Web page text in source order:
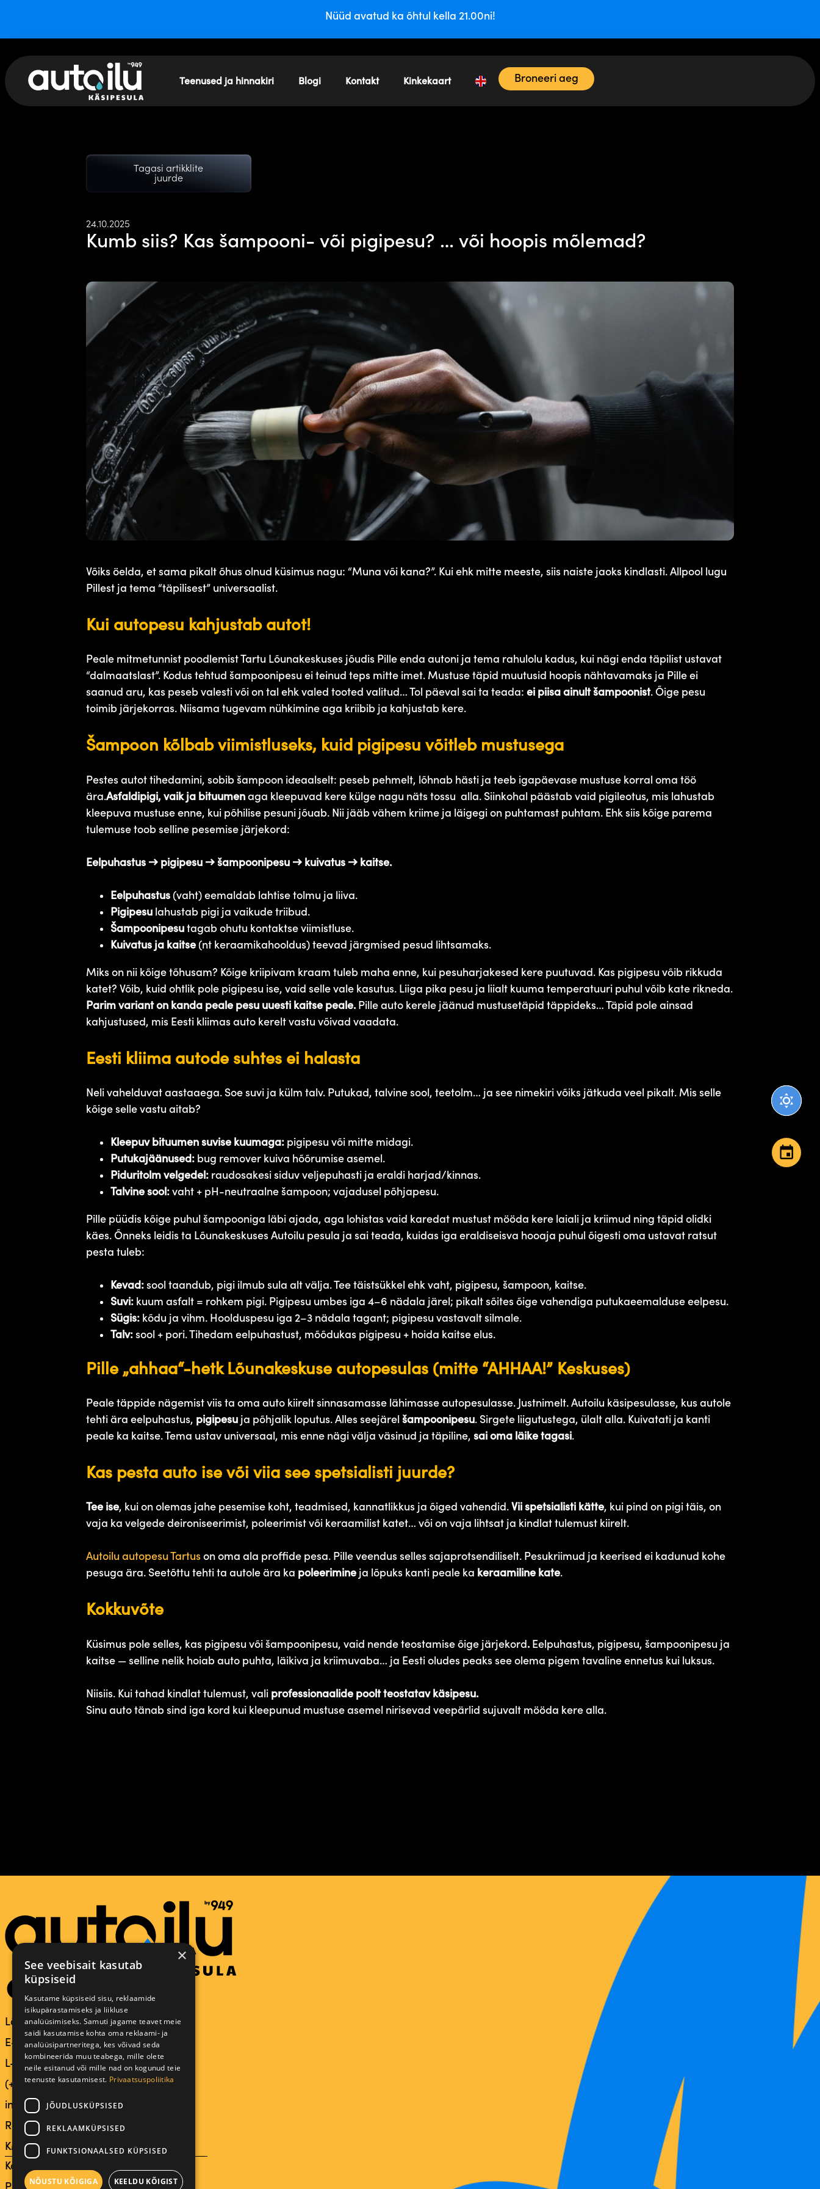
Nüüd avatud ka õhtul kella 21.00ni!
Teenused ja hinnakiri Blogi Kontakt Kinkekaart Broneeri aeg
Tagasi artikklite
juurde
24.10.2025
Kumb siis? Kas šampooni- või pigipesu? … või hoopis mõlemad?
Võiks öelda, et sama pikalt õhus olnud küsimus nagu: “Muna või kana?”. Kui ehk mitte meeste, siis naiste jaoks kindlasti. Allpool lugu
Pillest ja tema “täpilisest” universaalist.
Kui autopesu kahjustab autot!
Peale mitmetunnist poodlemist Tartu Lõunakeskuses jõudis Pille enda autoni ja tema rahulolu kadus, kui nägi enda täpilist ustavat
“dalmaatslast”. Kodus tehtud šampoonipesu ei teinud teps mitte imet. Mustuse täpid muutusid hoopis nähtavamaks ja Pille ei
saanud aru, kas peseb valesti või on tal ehk valed tooted valitud… Tol päeval sai ta teada: ei piisa ainult šampoonist. Õige pesu
toimib järjekorras. Niisama tugevam nühkimine aga kriibib ja kahjustab kere.
Šampoon kõlbab viimistluseks, kuid pigipesu võitleb mustusega
Pestes autot tihedamini, sobib šampoon ideaalselt: peseb pehmelt, lõhnab hästi ja teeb igapäevase mustuse korral oma töö
ära.Asfaldipigi, vaik ja bituumenaga kleepuvad kere külge nagu näts tossu alla. Siinkohal päästab vaid pigileotus, mis lahustab
kleepuva mustuse enne, kui põhilise pesuni jõuab. Nii jääb vähem kriime ja läigegi on puhtamast puhtam. Ehk siis kõige parema
tulemuse toob selline pesemise järjekord:
Eelpuhastus → pigipesu → šampoonipesu → kuivatus → kaitse.
Eelpuhastus (vaht) eemaldab lahtise tolmu ja liiva.
Pigipesu lahustab pigi ja vaikude triibud.
Šampoonipesutagab ohutu kontaktse viimistluse.
Kuivatus ja kaitse (nt keraamikahooldus) teevad järgmised pesud lihtsamaks.
Miks on nii kõige tõhusam? Kõige kriipivam kraam tuleb maha enne, kui pesuharjakesed kere puutuvad. Kas pigipesu võib rikkuda
katet? Võib, kuid ohtlik pole pigipesu ise, vaid selle vale kasutus. Liiga pika pesu ja liialt kuuma temperatuuri puhul võib kate rikneda.
Parim variant on kanda peale pesu uuesti kaitse peale.Pille auto kerele jäänud mustusetäpid täppideks… Täpid pole ainsad
kahjustused, mis Eesti kliimas auto kerelt vastu võivad vaadata.
Eesti kliima autode suhtes ei halasta
Neli vahelduvat aastaaega. Soe suvi ja külm talv. Putukad, talvine sool, teetolm… ja see nimekiri võiks jätkuda veel pikalt. Mis selle
kõige selle vastu aitab?
Kleepuv bituumen suvise kuumaga: pigipesu või mitte midagi.
Putukajäänused: bug remover kuiva hõõrumise asemel.
Piduritolm velgedel: raudosakesi siduv veljepuhasti ja eraldi harjad/kinnas.
Talvine sool:vaht + pH-neutraalne šampoon; vajadusel põhjapesu.
Pille püüdis kõige puhul šampooniga läbi ajada, aga lohistas vaid karedat mustust mööda kere laiali ja kriimud ning täpid olidki
käes. Õnneks leidis ta Lõunakeskuses Autoilu pesula ja sai teada, kuidas iga eraldiseisva hooaja puhul õigesti oma ustavat ratsut
pesta tuleb:
Kevad:sool taandub, pigi ilmub sula alt välja. Tee täistsükkel ehk vaht, pigipesu, šampoon, kaitse.
Suvi: kuum asfalt = rohkem pigi. Pigipesu umbes iga 4–6 nädala järel; pikalt sõites õige vahendiga putukaeemalduse eelpesu.
Sügis: kõdu ja vihm. Hoolduspesu iga 2–3 nädala tagant; pigipesu vastavalt silmale.
Talv:sool + pori. Tihedam eelpuhastust, mõõdukas pigipesu + hoida kaitse elus.
Pille „ahhaa“-hetk Lõunakeskuse autopesulas (mitte “AHHAA!” Keskuses)
Peale täppide nägemist viis ta oma auto kiirelt sinnasamasse lähimasse autopesulasse. Justnimelt. Autoilu käsipesulasse, kus autole
tehti ära eelpuhastus, pigipesu ja põhjalik loputus. Alles seejärel šampoonipesu. Sirgete liigutustega, ülalt alla. Kuivatati ja kanti
peale ka kaitse. Tema ustav universaal, mis enne nägi välja väsinud ja täpiline, sai oma läike tagasi.
Kas pesta auto ise või viia see spetsialisti juurde?
Tee ise, kui on olemas jahe pesemise koht, teadmised, kannatlikkus ja õiged vahendid.Vii spetsialisti kätte, kui pind on pigi täis, on
vaja ka velgede deironiseerimist, poleerimist või keraamilist katet… või on vaja lihtsat ja kindlat tulemust kiirelt.
Autoilu autopesu Tartuson oma ala proffide pesa. Pille veendus selles sajaprotsendiliselt. Pesukriimud ja keerised ei kadunud kohe
pesuga ära. Seetõttu tehti ta autole ära ka poleerimine ja lõpuks kanti peale ka keraamiline kate.
Kokkuvõte
Küsimus pole selles, kas pigipesu või šampoonipesu, vaid nende teostamise õige järjekord.Eelpuhastus, pigipesu, šampoonipesu ja
kaitse — selline nelik hoiab auto puhta, läikiva ja kriimuvaba… ja Eesti oludes peaks see olema pigem tavaline ennetus kui luksus.
Niisiis. Kui tahad kindlat tulemust, vali professionaalide poolt teostatav käsipesu.
Sinu auto tänab sind iga kord kui kleepunud mustuse asemel nirisevad veepärlid sujuvalt mööda kere alla.
Lääneringtee 39, 50501 TARTU
E-R 9.00 – 21.00
L-P 9.30 – 18.00
(+372) 518 1000
info@autoilu.ee
Reg.nr: 12295584
KMKR: EE101581910
Kasutustingimused
×
See veebisait kasutab
küpsiseid
Kasutame küpsiseid sisu, reklaamide
isikupärastamiseks ja liikluse
analüüsimiseks. Samuti jagame teavet meie
saidi kasutamise kohta oma reklaami- ja
analüüsipartneritega, kes võivad seda
kombineerida muu teabega, mille olete
neile esitanud või mille nad on kogunud teie
teenuste kasutamisest. Privaatsuspoliitika
JÕUDLUSKÜPSISED
REKLAAMKÜPSISED
FUNKTSIONAALSED KÜPSISED
NÕUSTU KÕIGIGA KEELDU KÕIGIST